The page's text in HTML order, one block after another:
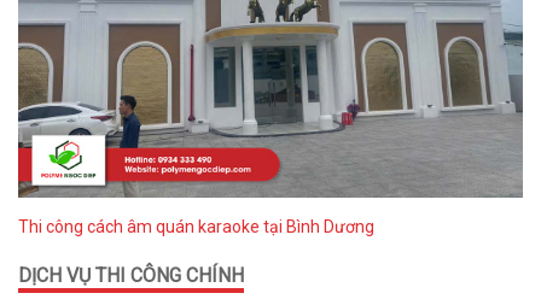
Thi công cách âm quán karaoke tại Bình Dương
DỊCH VỤ THI CÔNG CHÍNH